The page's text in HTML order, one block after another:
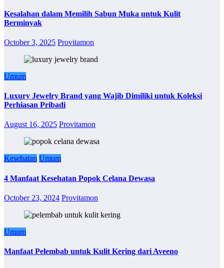
Kesalahan dalam Memilih Sabun Muka untuk Kulit
Berminyak
October 3, 2025 Provitamon
Umum
Luxury Jewelry Brand yang Wajib Dimiliki untuk Koleksi
Perhiasan Pribadi
August 16, 2025 Provitamon
Kesehatan Umum
4 Manfaat Kesehatan Popok Celana Dewasa
October 23, 2024 Provitamon
Umum
Manfaat Pelembab untuk Kulit Kering dari Aveeno